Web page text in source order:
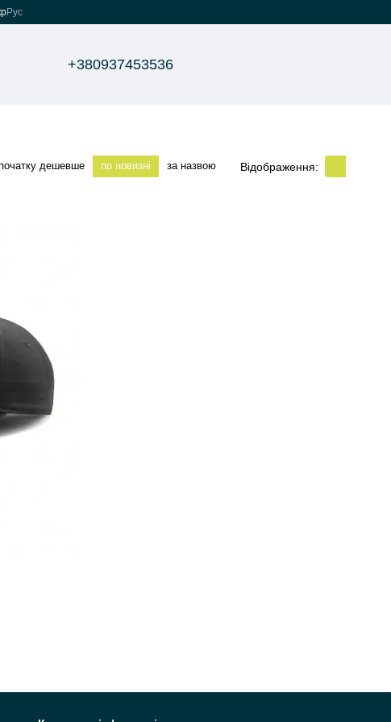
Рус
+380937453536
дешевше по новизні за назвою Відображення: